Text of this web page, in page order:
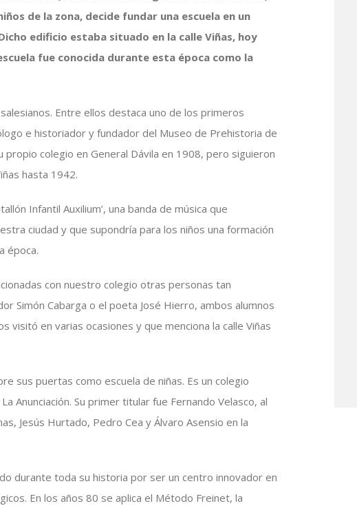
de la zona, decide fundar una escuela en un
edificio estaba situado en la calle Viñas, hoy
fue conocida durante esta época como la
Entre ellos destaca uno de los primeros
e historiador y fundador del Museo de Prehistoria de
colegio en General Dávila en 1908, pero siguieron
hasta 1942.
Infantil Auxilium’, una banda de música que
ciudad y que supondría para los niños una formación
época.
con nuestro colegio otras personas tan
Simón Cabarga o el poeta José Hierro, ambos alumnos
visitó en varias ocasiones y que menciona la calle Viñas
sus puertas como escuela de niñas. Es un colegio
Anunciación. Su primer titular fue Fernando Velasco, al
Jesús Hurtado, Pedro Cea y Álvaro Asensio en la
durante toda su historia por ser un centro innovador en
En los años 80 se aplica el Método Freinet, la